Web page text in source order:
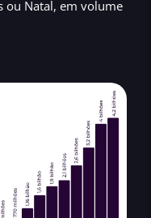
ou Natal, em volume